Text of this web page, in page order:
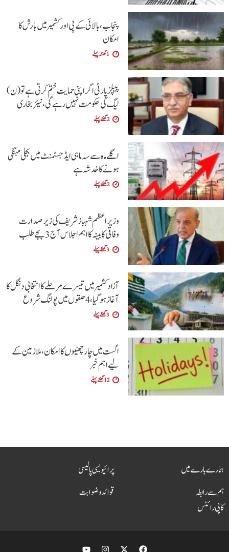
پنجاب، بالائی کے پی اور کشمیر میں بارش کا
امکان
1 گھنٹہ پہلے
پیپلزپارٹی اگر اپنی حمایت ختم کرتی ہے تو (ن)
لیگ کی حکومت نہیں رہے گی، نیئربخاری
2 گھنٹے پہلے
اگلےماہ سے سہ ماہی ایڈجسٹمنٹ میں بجلی مہنگی
ہونےکا خدشہ ہے
2 گھنٹے پہلے
وزیراعظم شہباز شریف کی زیر صدارت
وفاقی کابینہ کا اہم اجلاس آج 3 بجے طلب
3 گھنٹے پہلے
آزاد کشمیر میں تیسرے مرحلے کا انتخابی دنگل کا
آغاز ہو گیا، 4 حلقوں میں پولنگ شروع
3 گھنٹے پہلے
اگست میں چار چھٹیوں کا امکان، ملازمین کے
لیے اہم خبر
12 گھنٹے پہلے
ہمارے بارے میں
ہم سے رابطہ
پرائیویسی پالیسی
قوائد و ضوابت
کاپی رائٹس